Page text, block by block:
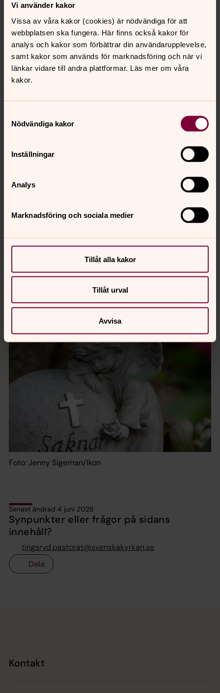
Vi använder kakor
Vissa av våra kakor (cookies) är nödvändiga för att
webbplatsen ska fungera. Här finns också kakor för
analys och kakor som förbättrar din användarupplevelse,
samt kakor som används för marknadsföring och när vi
länkar vidare till andra plattformar. Läs mer om våra
kakor.
Nödvändiga kakor
Inställningar
Analys
Marknadsföring och sociala medier
Tillåt alla kakor
Tillåt urval
Avvisa
Begravningsombud i Tingsryds kommun
Ett begravningsombud ska bevaka frågor som berör
dem somintetillhör Svenska Kyrkan.
Begravningsombudet ska bl a granska att huvudmännen
inom Svenska Kyrkan inte använder intäkterna från
begravningsavgiften till församlingens övriga
Länsstyrelsen utser ett eller flera begravningsombud
när en församling eller kyrklig samfällighet är huvudman
ett begravningsombud omfattar normalt församlingarna
Begravningsombud i Tingsryds kommun:
Välkomna med Era frågor!
Foto: Jenny Sigeman/Ikon
Senast ändrad 4 juni 2026
Synpunkter eller frågor på sidans
innehåll?
tingsryd.pastorat@svenskakyrkan.se
Dela
Kontakt